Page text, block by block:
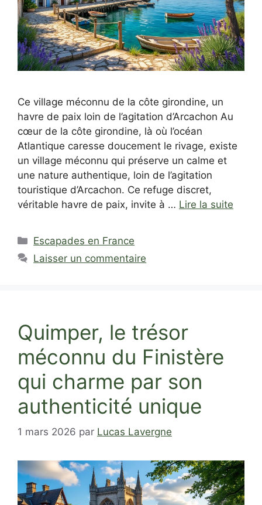
Ce village méconnu de la côte girondine, un
havre de paix loin de l’agitation d’Arcachon Au
cœur de la côte girondine, là où l’océan
Atlantique caresse doucement le rivage, existe
un village méconnu qui préserve un calme et
une nature authentique, loin de l’agitation
touristique d’Arcachon. Ce refuge discret,
véritable havre de paix, invite à … Lire la suite
Catégories
Escapades en France
Laisser un commentaire
Quimper, le trésor
méconnu du Finistère
qui charme par son
authenticité unique
1 mars 2026 par Lucas Lavergne